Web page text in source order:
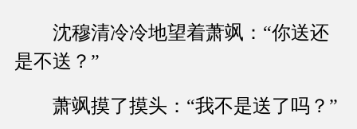
沈穆清冷冷地望着萧飒：“你送还
是不送？”
萧飒摸了摸头：“我不是送了吗？”